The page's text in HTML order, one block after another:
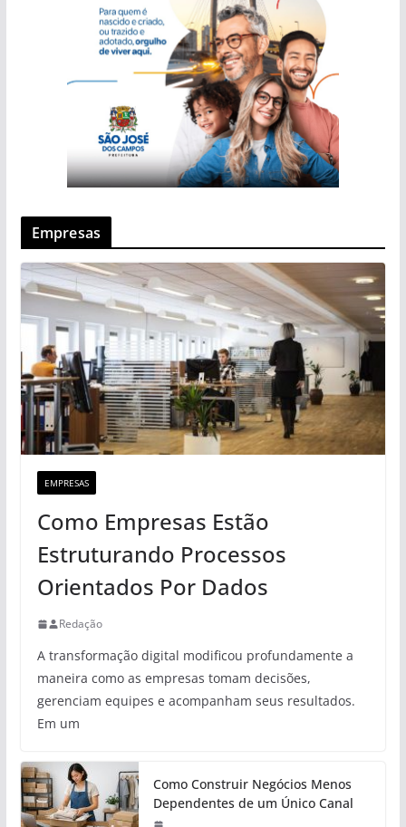
Empresas
EMPRESAS
Como Empresas Estão
Estruturando Processos
Orientados Por Dados
Redação
A transformação digital modificou profundamente a
maneira como as empresas tomam decisões,
gerenciam equipes e acompanham seus resultados.
Em um
Como Construir Negócios Menos
Dependentes de um Único Canal